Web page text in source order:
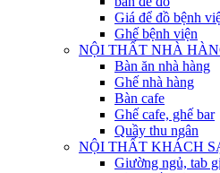
Giá để đồ bệnh
Ghế bệnh viện
NỘI THẤT NHÀ
Bàn ăn nhà hàng
Ghế nhà hàng
Bàn cafe
Ghế cafe, ghế bar
Quầy thu ngân
NỘI THẤT KHÁCH
Giường ngủ, tab